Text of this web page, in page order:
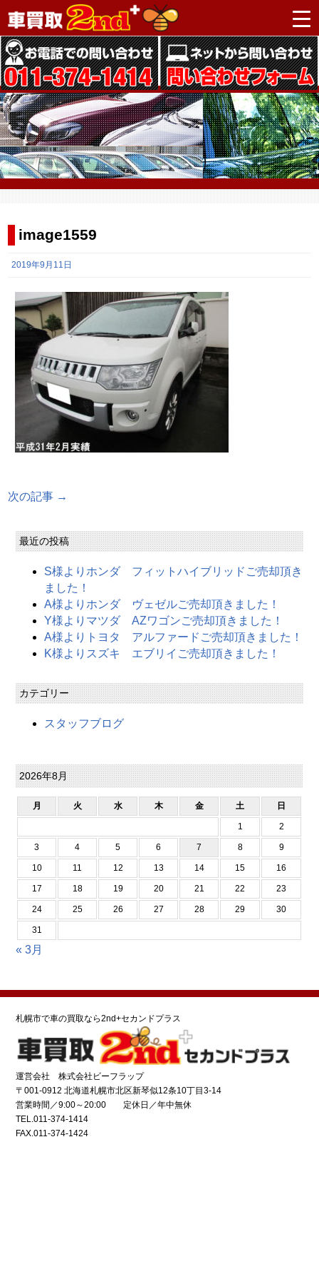
image1559
2019年9月11日
次の記事 →
最近の投稿
S様よりホンダ フィットハイブリッドご売却頂き
ました！
A様よりホンダ ヴェゼルご売却頂きました！
Y様よりマツダ AZワゴンご売却頂きました！
A様よりトヨタ アルファードご売却頂きました！
K様よりスズキ エブリイご売却頂きました！
カテゴリー
スタッフブログ
2026年8月
月 火 水 木 金 土 日
1 2
3 4 5 6 7 8 9
10 11 12 13 14 15 16
17 18 19 20 21 22 23
24 25 26 27 28 29 30
31
« 3月
札幌市で車の買取なら2nd+セカンドプラス
運営会社 株式会社ビーフラップ
〒001-0912 北海道札幌市北区新琴似12条10丁目3-14
営業時間／9:00～20:00 定休日／年中無休
TEL.011-374-1414
FAX.011-374-1424